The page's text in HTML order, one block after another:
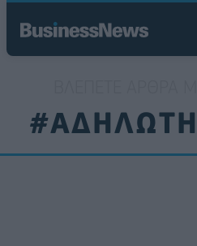
#ΑΔΗΛΩΤΗ